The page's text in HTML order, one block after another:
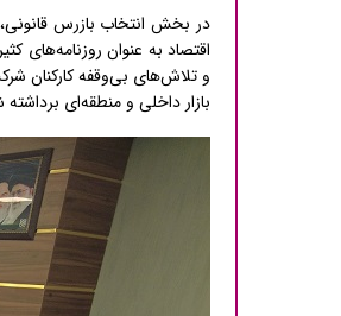
در بخش انتخاب بازرس
اقتصاد به عنوان
و تلاش‌های بی‌وقفه کارکنان
بازار داخلی و منطقه‌ای